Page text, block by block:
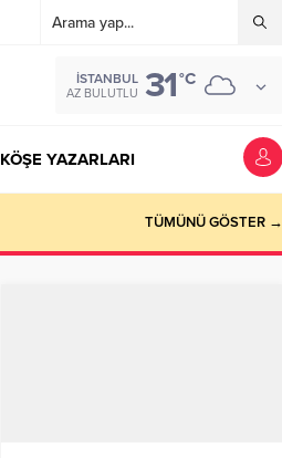
İSTANBUL
AZ BULUTLU 31°C
KÖŞE YAZARLARI
TÜMÜNÜ GÖSTER →